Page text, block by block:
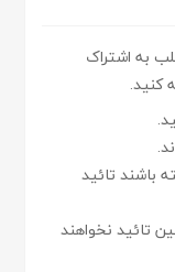
به اشتراک
کنید.
باشند تائید
تائید نخواهند